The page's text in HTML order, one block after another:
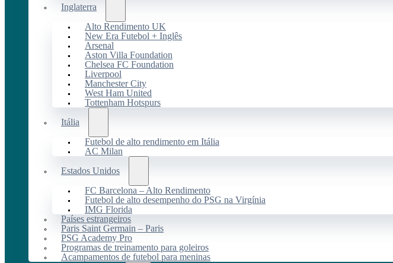
Inglaterra
Alto Rendimento UK
New Era Futebol + Inglês
Arsenal
Aston Villa Foundation
Chelsea FC Foundation
Liverpool
Manchester City
West Ham United
Tottenham Hotspurs
Itália
Futebol de alto rendimento em Itália
AC Milan
Estados Unidos
FC Barcelona – Alto Rendimento
Futebol de alto desempenho do PSG na Virgínia
IMG Florida
Países estrangeiros
Paris Saint Germain – Paris
PSG Academy Pro
Programas de treinamento para goleiros
Acampamentos de futebol para meninas